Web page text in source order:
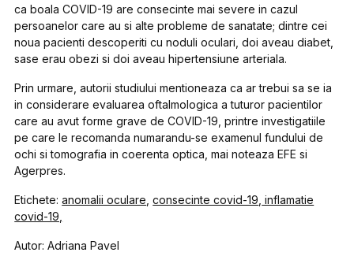
ca boala COVID-19 are consecinte mai severe in cazul
persoanelor care au si alte probleme de sanatate; dintre cei
noua pacienti descoperiti cu noduli oculari, doi aveau diabet,
sase erau obezi si doi aveau hipertensiune arteriala.
Prin urmare, autorii studiului mentioneaza ca ar trebui sa se ia
in considerare evaluarea oftalmologica a tuturor pacientilor
care au avut forme grave de COVID-19, printre investigatiile
pe care le recomanda numarandu-se examenul fundului de
ochi si tomografia in coerenta optica, mai noteaza EFE si
Agerpres.
Etichete:anomalii oculare ,consecinte covid-19 inflamatie
covid-19,
Autor: Adriana Pavel